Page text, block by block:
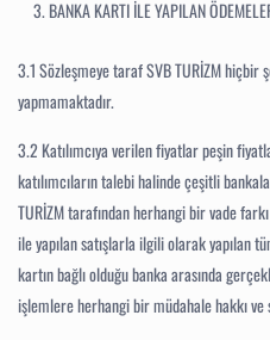
BANKA KARTI İLE YAPILAN
3.1Sözleşmeye taraf SVB TURİZM hiçbir
yapmamaktadır.
3.2Katılımcıya verilen fiyatlar peşin
katılımcıların talebi halinde çeşitli
TURİZM tarafından herhangi bir vade
ile yapılan satışlarla ilgili olarak yapılan
kartın bağlı olduğu banka arasında
işlemlere herhangi bir müdahale hakkı